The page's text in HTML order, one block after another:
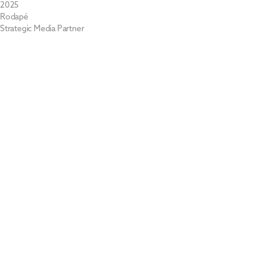
2025
Rodapé
Strategic Media Partner